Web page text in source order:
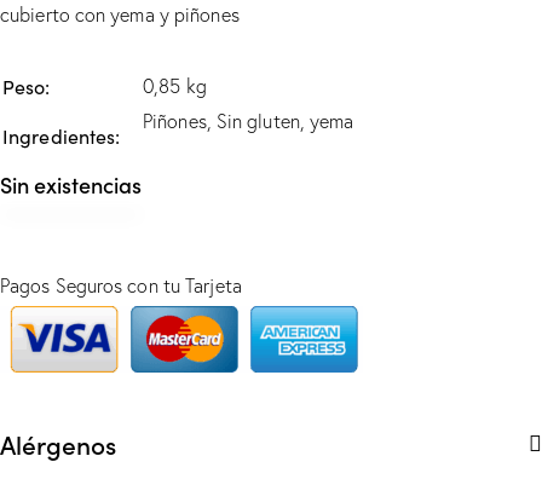
cubierto con yema y piñones
Peso 0,85 kg
Ingredientes
Piñones, Sin gluten, yema
Sin existencias
Pagos Seguros con tu Tarjeta
Alérgenos